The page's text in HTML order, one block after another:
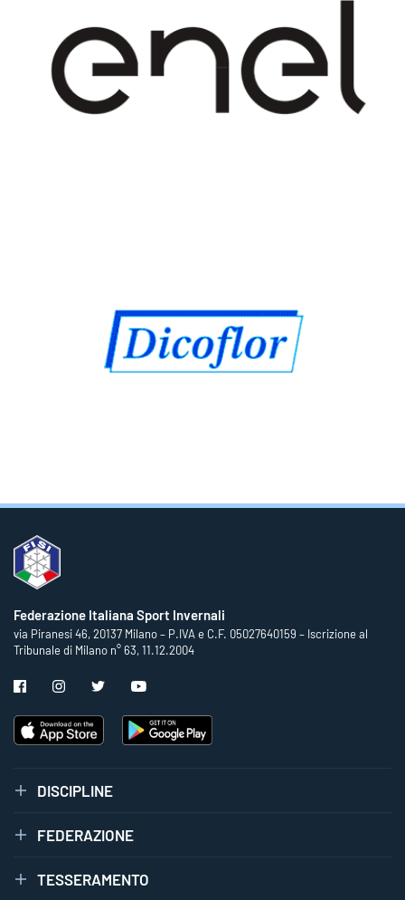
Federazione Italiana Sport Invernali
via Piranesi 46, 20137 Milano – P.IVA e C.F. 05027640159 – Iscrizione al
Tribunale di Milano n° 63, 11.12.2004
DISCIPLINE
FEDERAZIONE
TESSERAMENTO